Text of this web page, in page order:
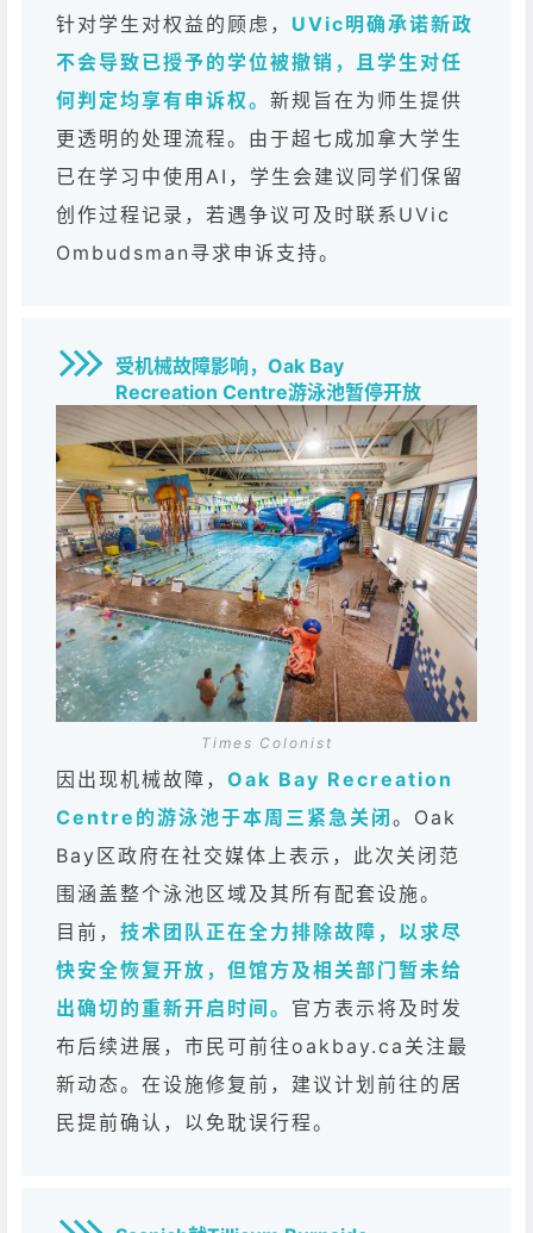
针对学生对权益的顾虑， UVic明确承诺新政
不会导致已授予的学位被撤销，且学生对任
何判定均享有申诉权。 新规旨在为师生提供
更透明的处理流程。由于超七成加拿大学生
已在学习中使用AI，学生会建议同学们保留
创作过程记录，若遇争议可及时联系UVic
Ombudsman寻求申诉支持。
受机械故障影响，Oak Bay
Recreation Centre游泳池暂停开放
Times Colonist
因出现机械故障， Oak Bay Recreation
Centre的游泳池于本周三紧急关闭 。Oak
Bay区政府在社交媒体上表示，此次关闭范
围涵盖整个泳池区域及其所有配套设施。
目前， 技术团队正在全力排除故障，以求尽
快安全恢复开放，但馆方及相关部门暂未给
出确切的重新开启时间。 官方表示将及时发
布后续进展，市民可前往oakbay.ca关注最
新动态。在设施修复前，建议计划前往的居
民提前确认，以免耽误行程。